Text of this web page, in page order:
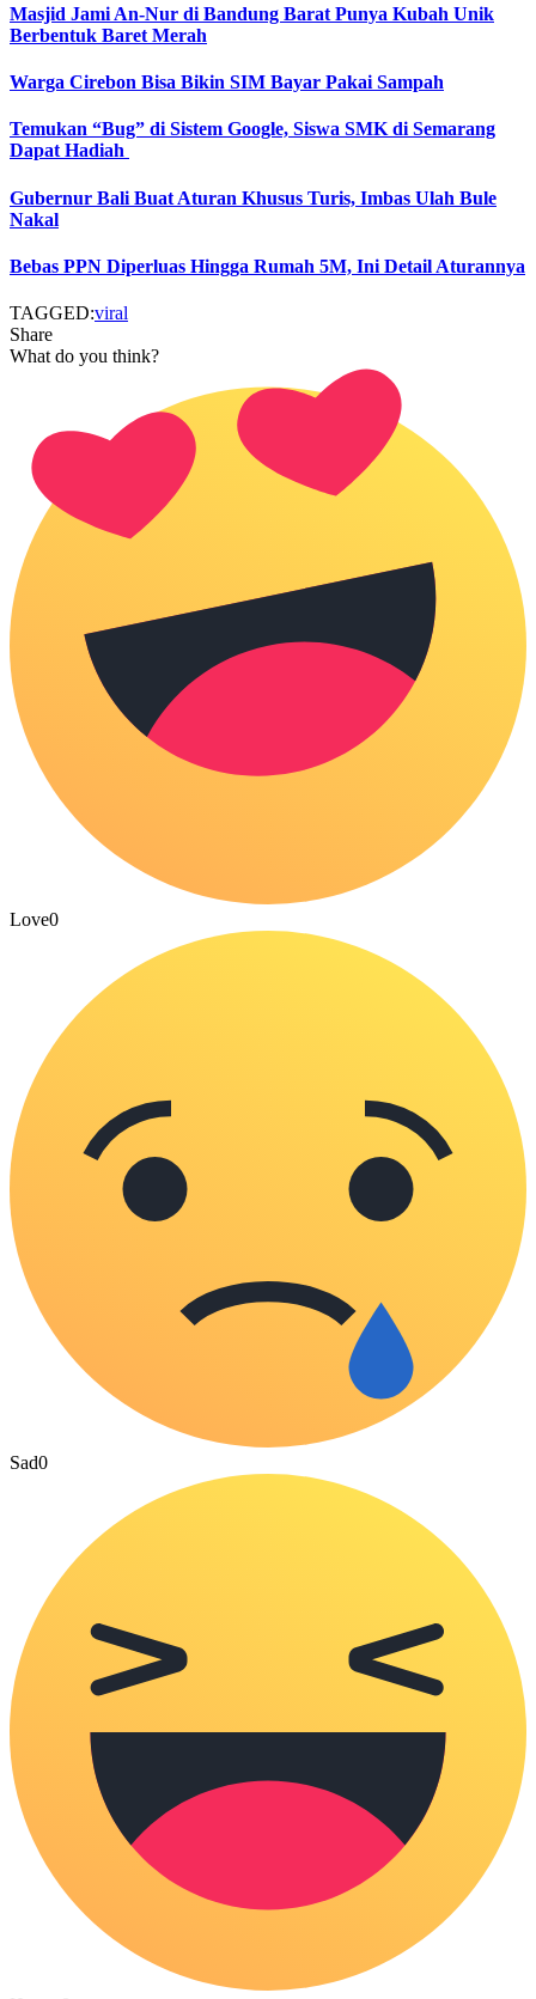
Masjid Jami An-Nur di Bandung Barat Punya Kubah Unik
Berbentuk Baret Merah
Warga Cirebon Bisa Bikin SIM Bayar Pakai Sampah
Temukan “Bug” di Sistem Google, Siswa SMK di Semarang
Dapat Hadiah
Gubernur Bali Buat Aturan Khusus Turis, Imbas Ulah Bule
Nakal
Bebas PPN Diperluas Hingga Rumah 5M, Ini Detail Aturannya
TAGGED:viral
Share
What do you think?
Love0
Sad0